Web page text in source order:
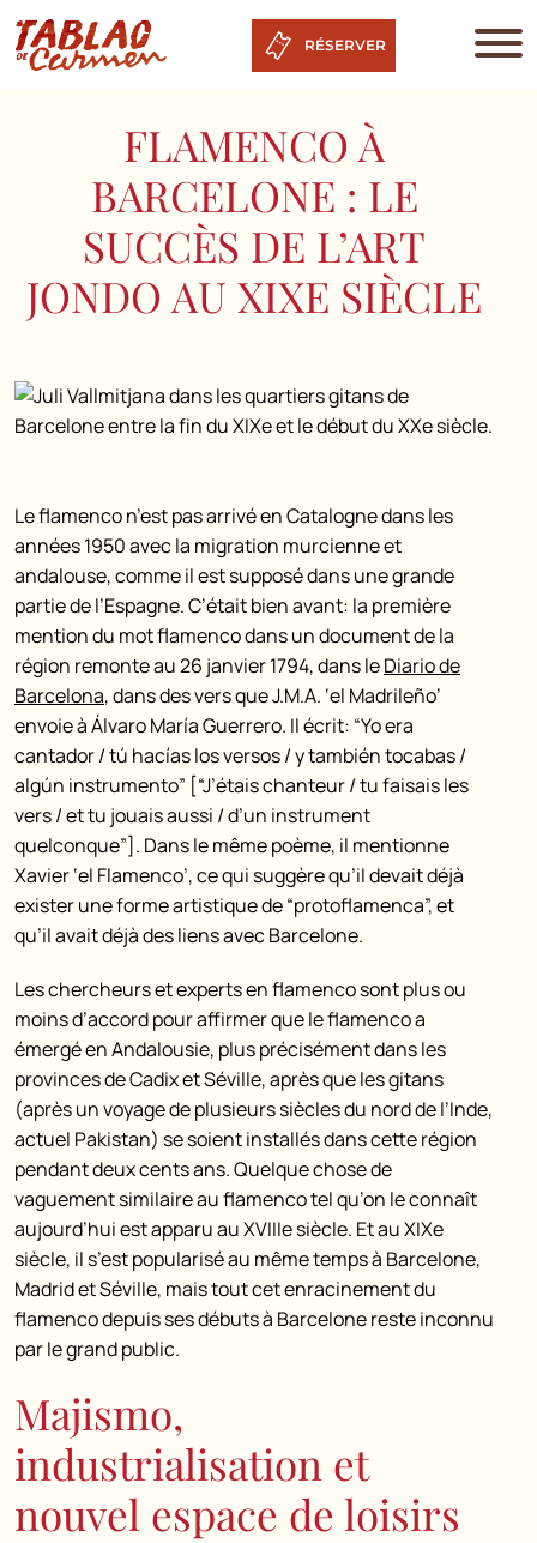
RÉSERVER
FLAMENCO À
BARCELONE : LE
SUCCÈS DE L’ART
JONDO AU XIXE SIÈCLE
Le flamenco n’est pas arrivé en Catalogne dans les
années 1950 avec la migration murcienne et
andalouse, comme il est supposé dans une grande
partie de l’Espagne. C’était bien avant: la première
mention du mot flamenco dans un document de la
région remonte au 26 janvier 1794, dans leDiario de
Barcelona, dans des vers que J.M.A. ‘el Madrileño’
envoie à Álvaro María Guerrero. Il écrit: “Yo era
cantador / tú hacías los versos / y también tocabas /
algún instrumento” [“J’étais chanteur / tu faisais les
vers / et tu jouais aussi / d’un instrument
quelconque”]. Dans le même poème, il mentionne
Xavier ‘el Flamenco’, ce qui suggère qu’il devait déjà
exister une forme artistique de “protoflamenca”, et
qu’il avait déjà des liens avec Barcelone.
Les chercheurs et experts en flamenco sont plus ou
moins d’accord pour affirmer que le flamenco a
émergé en Andalousie, plus précisément dans les
provinces de Cadix et Séville, après que les gitans
(après un voyage de plusieurs siècles du nord de l’Inde,
actuel Pakistan) se soient installés dans cette région
pendant deux cents ans. Quelque chose de
vaguement similaire au flamenco tel qu’on le connaît
aujourd’hui est apparu au XVIIIe siècle. Et au XIXe
siècle, il s’est popularisé au même temps à Barcelone,
Madrid et Séville, mais tout cet enracinement du
flamenco depuis ses débuts à Barcelone reste inconnu
par le grand public.
Majismo,
industrialisation et
nouvel espace de loisirs